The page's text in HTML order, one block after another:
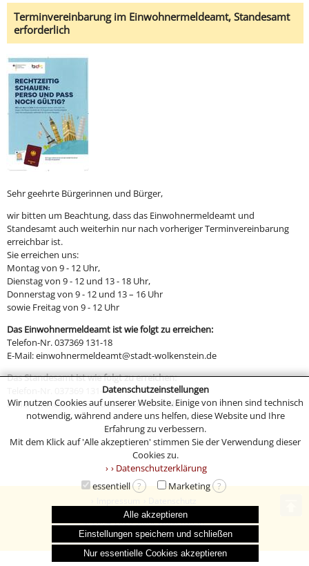
Datenschutzeinstellungen
Wir nutzen Cookies auf unserer Website. Einige von ihnen sind technisch
notwendig, während andere uns helfen, diese Website und Ihre
Erfahrung zu verbessern.
Mit dem Klick auf 'Alle akzeptieren' stimmen Sie der Verwendung dieser
Cookies zu.
› Datenschutzerklärung
essentiell? Marketing?
Alle akzeptieren
Einstellungen speichern und schließen
Nur essentielle Cookies akzeptieren
Terminvereinbarung im Einwohnermeldeamt, Standesamt
erforderlich
Sehr geehrte Bürgerinnen und Bürger,
wir bitten um Beachtung, dass das Einwohnermeldeamt und
Standesamt auch weiterhin nur nach vorheriger Terminvereinbarung
erreichbar ist.
Sie erreichen uns:
Montag von 9 - 12 Uhr,
Dienstag von 9 - 12 und 13 - 18 Uhr,
Donnerstag von 9 - 12 und 13 – 16 Uhr
sowie Freitag von 9 - 12 Uhr
Das Einwohnermeldeamt ist wie folgt zu erreichen:
Telefon-Nr. 037369 131-18
E-Mail: einwohnermeldeamt@stadt-wolkenstein.de
Das Standesamt ist wie folgt zu erreichen:
Telefon-Nr. 037369 131-19
E-Mail: standesamt@stadt-wolkenstein.de
© 2004-2026 Stadt Wolkenstein
219 | 1062 | 1242052